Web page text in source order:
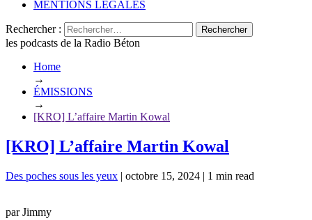
MENTIONS LÉGALES
Rechercher :
les podcasts de la Radio Béton
Home
→
ÉMISSIONS
→
[KRO] L’affaire Martin Kowal
[KRO] L’affaire Martin Kowal
Des poches sous les yeux | octobre 15, 2024 | 1 min read
par Jimmy